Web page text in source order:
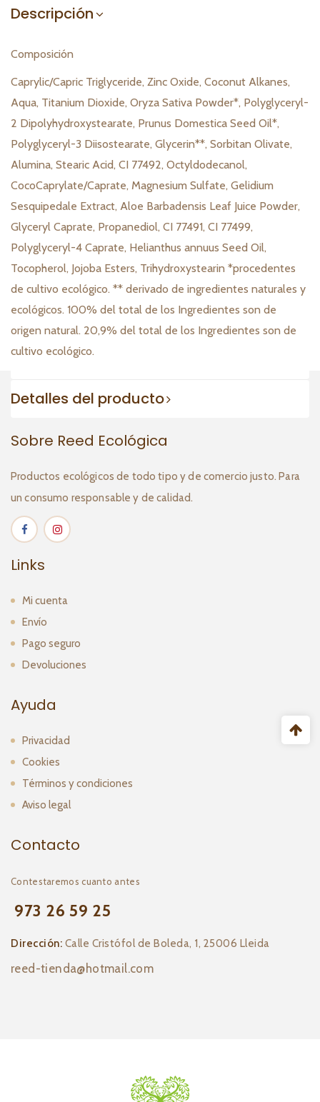
Descripción
Composición
Caprylic/Capric Triglyceride, Zinc Oxide, Coconut Alkanes,
Aqua, Titanium Dioxide, Oryza Sativa Powder*, Polyglyceryl-
2 Dipolyhydroxystearate, Prunus Domestica Seed Oil*,
Polyglyceryl-3 Diisostearate, Glycerin**, Sorbitan Olivate,
Alumina, Stearic Acid, CI 77492, Octyldodecanol,
CocoCaprylate/Caprate, Magnesium Sulfate, Gelidium
Sesquipedale Extract, Aloe Barbadensis Leaf Juice Powder,
Glyceryl Caprate, Propanediol, CI 77491, CI 77499,
Polyglyceryl-4 Caprate, Helianthus annuus Seed Oil,
Tocopherol, Jojoba Esters, Trihydroxystearin *procedentes
de cultivo ecológico. ** derivado de ingredientes naturales y
ecológicos. 100% del total de los Ingredientes son de
origen natural. 20,9% del total de los Ingredientes son de
cultivo ecológico.
Detalles del producto
Sobre Reed Ecológica
Productos ecológicos de todo tipo y de comercio justo. Para
un consumo responsable y de calidad.
Links
Mi cuenta
Envío
Pago seguro
Devoluciones
Ayuda
Privacidad
Cookies
Términos y condiciones
Aviso legal
Contacto
Contestaremos cuanto antes
973 26 59 25
Dirección: Calle Cristófol de Boleda, 1, 25006 Lleida
reed-tienda@hotmail.com